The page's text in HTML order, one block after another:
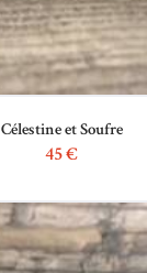
Célestine et Soufre
45€